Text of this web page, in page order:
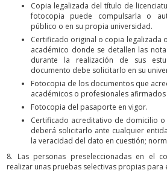
Copia legalizada del título de
fotocopia puede compulsarla o
público o en su propia universidad.
Certificado original o copia legalizada
académico donde se detallen las
durante la realización de sus
documento debe solicitarlo en su
Fotocopia de los documentos que
académicos o profesionales
Fotocopia del pasaporte en vigor.
Certificado acreditativo de domicilio o
deberá solicitarlo ante cualquier
la veracidad del dato en cuestión;
8. Las personas preseleccionadas en el
realizar unas pruebas selectivas propias para